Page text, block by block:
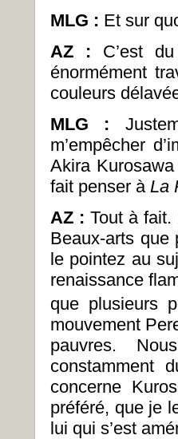
MLG : Et sur
AZ : C’est
énormément
couleurs
MLG :
m’empêcher
Akira
fait penser à La
AZ :Tout à
Beaux-arts
le pointez au
renaissance
que plusieurs
mouvement
pauvres.
constamment
concerne
préféré, que je
lui qui s’est